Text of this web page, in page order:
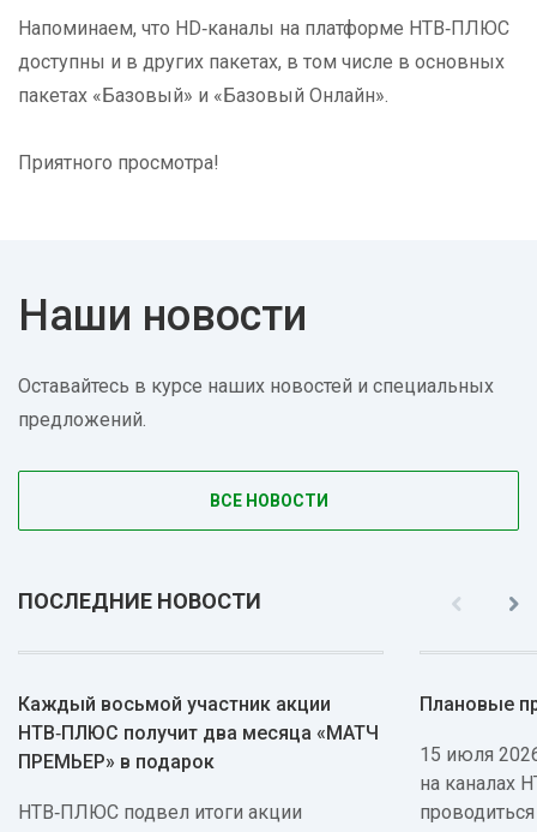
Напоминаем, что HD‑каналы на платформе НТВ‑ПЛЮС
доступны и в других пакетах, в том числе в основных
пакетах «Базовый» и «Базовый Онлайн».
Приятного просмотра!
Наши новости
Оставайтесь в курсе наших новостей и специальных
предложений.
ВСЕ НОВОСТИ
ПОСЛЕДНИЕ НОВОСТИ
Каждый восьмой участник акции
НТВ‑ПЛЮС получит два месяца «МАТЧ
ПРЕМЬЕР» в подарок
НТВ‑ПЛЮС подвел итоги акции
Плановые
15 июля
на каналах